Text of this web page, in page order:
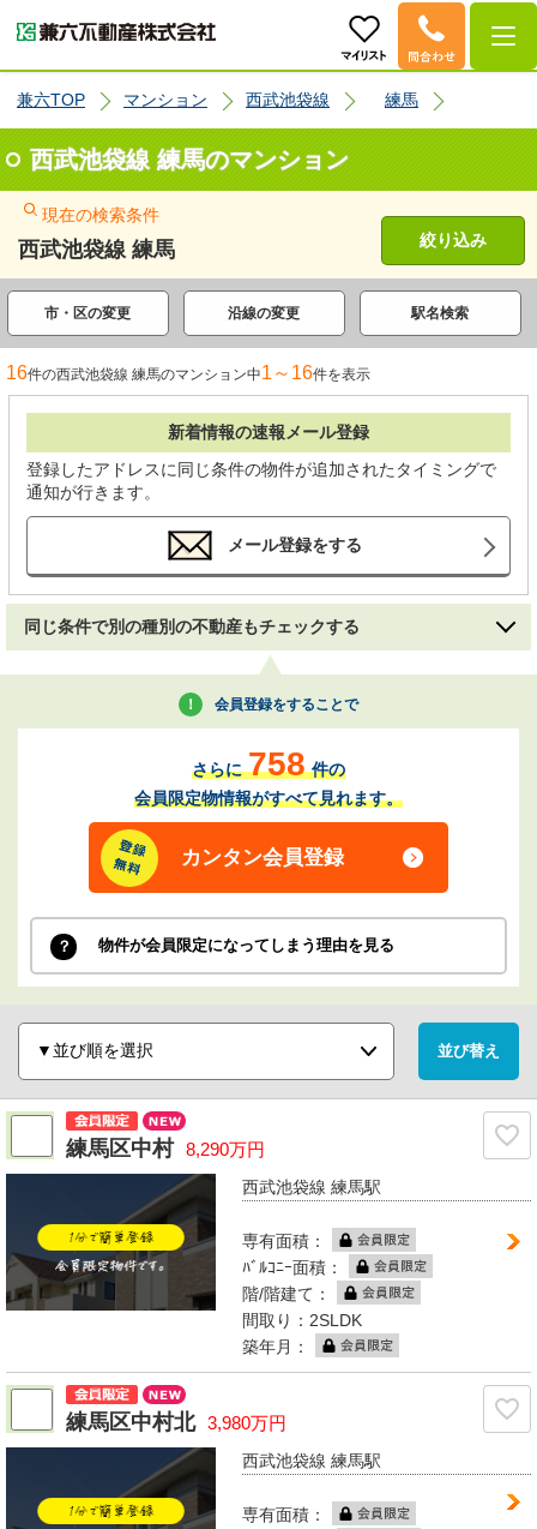
兼六TOP マンション 西武池袋線 練馬
西武池袋線 練馬のマンション
現在の検索条件
西武池袋線 練馬 絞り込み
市・区の変更 沿線の変更 駅名検索
16件の西武池袋線 練馬のマンション中1～16件を表示
新着情報の速報メール登録
登録したアドレスに同じ条件の物件が追加されたタイミングで
通知が行きます。
メール登録をする
同じ条件で別の種別の不動産もチェックする
会員登録をすることで
さらに 758 件の
会員限定物情報がすべて見れます。
カンタン会員登録
物件が会員限定になってしまう理由を見る
練馬区中村 8,290万円
西武池袋線 練馬駅
専有面積：
ﾊﾞﾙｺﾆｰ面積：
階/階建て：
間取り：2SLDK
築年月：
練馬区中村北 3,980万円
西武池袋線 練馬駅
専有面積：